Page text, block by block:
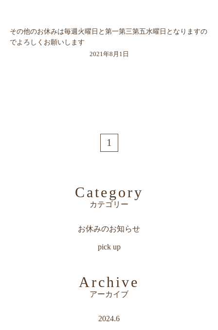
その他のお休みは毎週火曜日と第一第三第五水曜日となりますの
でよろしくお願いします
2021年8月1日
1
Category
カテゴリー
お休みのお知らせ
pick up
Archive
アーカイブ
2024.6